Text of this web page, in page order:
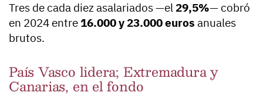
Tres de cada diez asalariados —el 29,5%— cobró
en 2024 entre 16.000 y 23.000 euros anuales
brutos.
País Vasco lidera; Extremadura y
Canarias, en el fondo